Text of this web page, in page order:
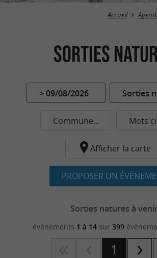
Accueil
Sorties
> 09/08/2026 Sorties
Commune... Mots
Afficher la carte
PROPOSER UN
Sorties natures à
évènements 1 à 14sur 399
1